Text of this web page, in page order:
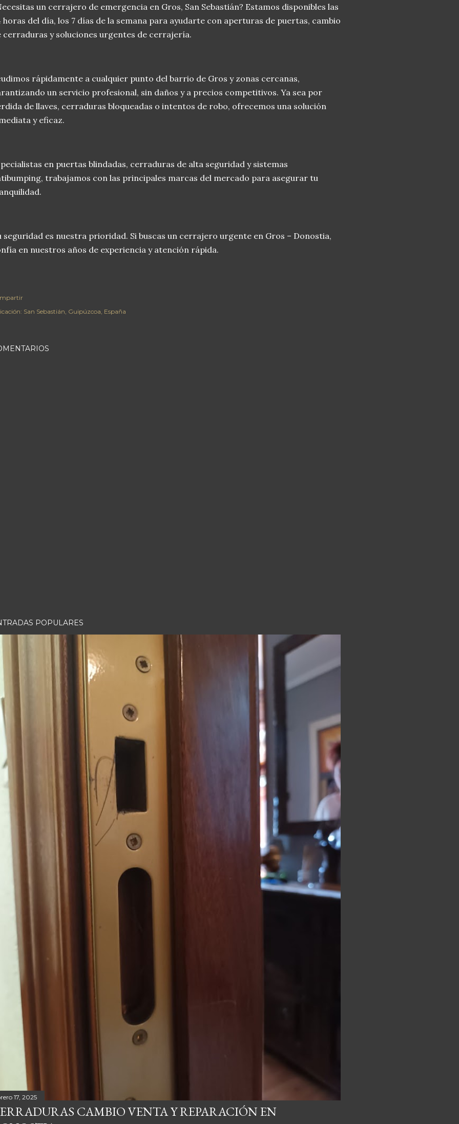
un cerrajero de emergencia en Gros, San Sebastián? Estamos disponibles las
horas del día, los 7 días de la semana para ayudarte con aperturas de puertas, cambio
cerraduras y soluciones urgentes de cerrajería.
rápidamente a cualquier punto del barrio de Gros y zonas cercanas,
un servicio profesional, sin daños y a precios competitivos. Ya sea por
de llaves, cerraduras bloqueadas o intentos de robo, ofrecemos una solución
y eficaz.
en puertas blindadas, cerraduras de alta seguridad y sistemas
trabajamos con las principales marcas del mercado para asegurar tu
seguridad es nuestra prioridad. Si buscas un cerrajero urgente en Gros – Donostia,
en nuestros años de experiencia y atención rápida.
San Sebastián, Guipúzcoa, España
POPULARES
17, 2025
CAMBIO VENTA Y REPARACIÓN EN